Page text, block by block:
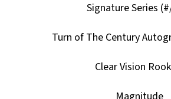
Signature Series
Turn of The Century
Clear Vision